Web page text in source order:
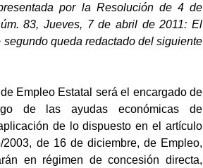
por la Resolución de 4 de
83, Jueves, 7 de abril de 2011: El
queda redactado del siguiente
Empleo Estatal será el encargado de
de las ayudas económicas de
de lo dispuesto en el artículo
2003, de 16 de diciembre, de Empleo,
en régimen de concesión directa,